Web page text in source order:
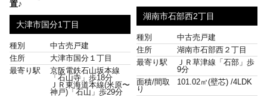
置♪
大津市国分1丁目
種別
中古売戸建
住所
大津市国分１丁目
最寄り駅
京阪電鉄石山坂本線
「石山寺」歩18分
ＪＲ東海道本線(米原〜
神戸)「石山」歩29分
湖南市石部西2丁目
種別
中古売戸建
住所
湖南市石部西２丁目
最寄り駅
ＪＲ草津線「石部」歩
9分
面積/間取
り
101.02㎡(壁芯) /4LDK